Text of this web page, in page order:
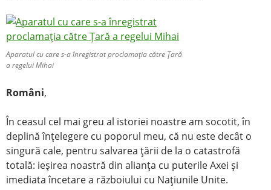
Aparatul cu care s-a înregistrat proclamaţia către Ţară
a regelui Mihai
Români,
În ceasul cel mai greu al istoriei noastre am socotit, în
deplină înţelegere cu poporul meu, că nu este decât o
singură cale, pentru salvarea ţării de la o catastrofă
totală: ieşirea noastră din alianţa cu puterile Axei şi
imediata încetare a războiului cu Naţiunile Unite.